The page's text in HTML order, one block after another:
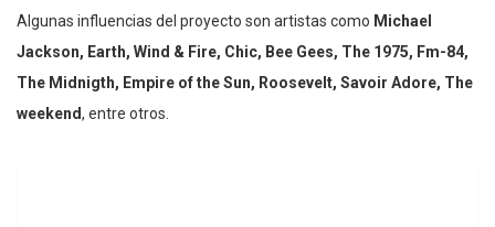
Algunas influencias del proyecto son artistas como Michael
Jackson, Earth, Wind & Fire, Chic, Bee Gees, The 1975, Fm-84,
The Midnigth, Empire of the Sun, Roosevelt, Savoir Adore, The
weekend, entre otros.